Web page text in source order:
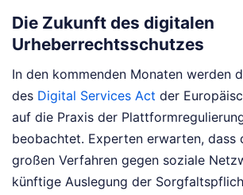
Die Zukunft des digitalen
Urheberrechtsschutzes
In den kommenden Monaten werden
des Digital Services Act der
auf die Praxis der
beobachtet. Experten erwarten, dass
großen Verfahren gegen soziale
künftige Auslegung der